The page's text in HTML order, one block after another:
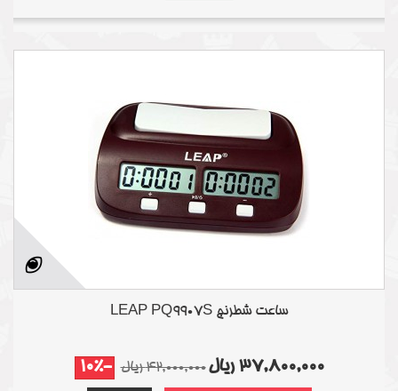
ساعت شطرنج LEAP PQ9907S
37,800,000 ریال 42,000,000 ریال -10%